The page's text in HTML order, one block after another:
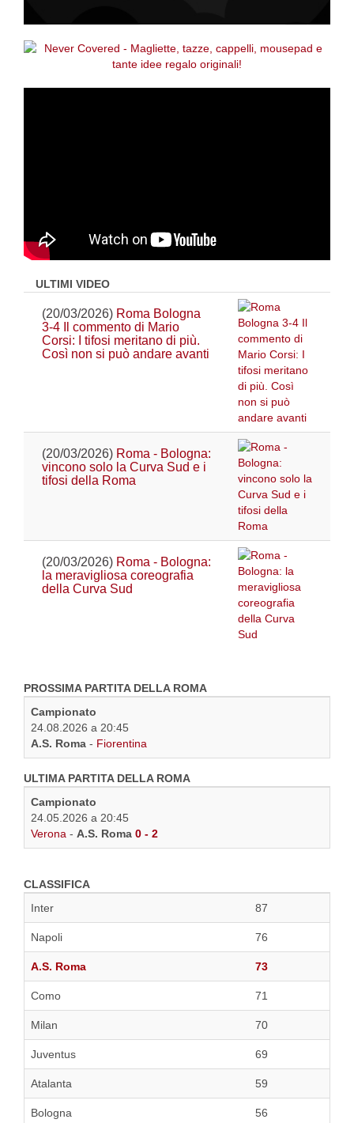
ULTIMI VIDEO
(20/03/2026) Roma Bologna
3-4 Il commento di Mario
Corsi: I tifosi meritano di più.
Così non si può andare avanti
(20/03/2026) Roma - Bologna:
vincono solo la Curva Sud e i
tifosi della Roma
(20/03/2026) Roma - Bologna:
la meravigliosa coreografia
della Curva Sud
PROSSIMA PARTITA DELLA ROMA
Campionato
24.08.2026 a 20:45
A.S. Roma - Fiorentina
ULTIMA PARTITA DELLA ROMA
Campionato
24.05.2026 a 20:45
Verona - A.S. Roma 0 - 2
CLASSIFICA
Inter
87
Napoli 76
A.S. Roma 73
Como 71
Milan 70
Juventus 69
Atalanta 59
Bologna 56